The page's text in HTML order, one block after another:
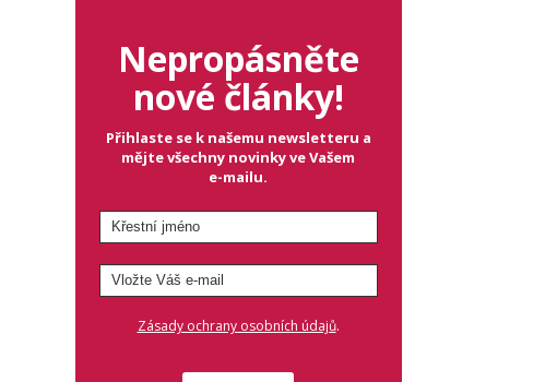
Nepropásněte
nové články!
Přihlaste se k našemu newsletteru a
mějte všechny novinky ve Vašem
e-mailu.
Zásady ochrany osobních údajů.